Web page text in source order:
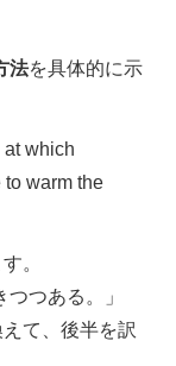
法を具体的に示
at which
warm the
。
つある。」
て、後半を訳